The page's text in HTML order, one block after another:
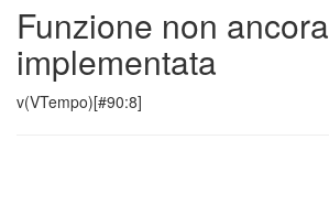
Funzione non ancora
implementata
v(VTempo)[#90:8]